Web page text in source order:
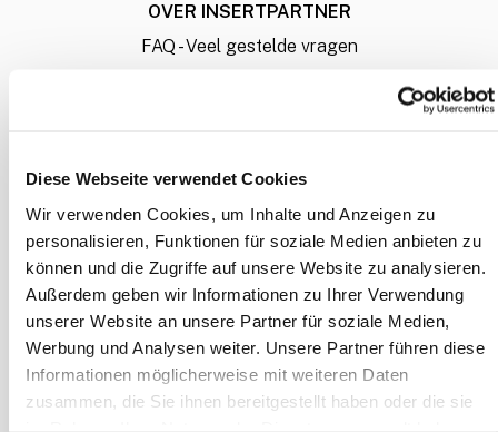
Diese Webseite verwendet Cookies
Wir verwenden Cookies, um Inhalte und Anzeigen zu
personalisieren, Funktionen für soziale Medien anbieten zu
können und die Zugriffe auf unsere Website zu analysieren.
Außerdem geben wir Informationen zu Ihrer Verwendung
unserer Website an unsere Partner für soziale Medien,
Werbung und Analysen weiter. Unsere Partner führen diese
Informationen möglicherweise mit weiteren Daten
zusammen, die Sie ihnen bereitgestellt haben oder die sie
OVER INSERTPARTNER
FAQ - Veel gestelde vragen
Liever een offerte op maat?
Mijn account
INFORMATIE
Betaalwijze
Algemene voorwaarden
Privacy Policy